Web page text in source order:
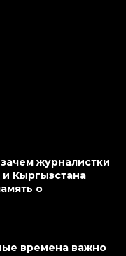
журналистки
и Кыргызстана
о
времена важно